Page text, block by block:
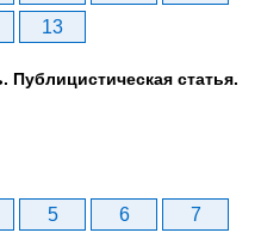
13
Публицистическая статья.
5 6 7